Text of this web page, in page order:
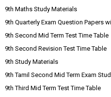
9th Maths Study Materials
9th Quarterly Exam Question Papers
9th Second Mid Term Test Time Table
9th Second Revision Test Time Table
9th Study Materials
9th Tamil Second Mid Term Exam
9th Third Mid Term Test Time Table